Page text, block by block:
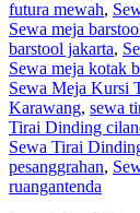
futura mewah,
Sewa meja
barstool jakarta,
Sewa meja kotak
Sewa Meja Kursi
Karawang, sewa
Tirai Dinding
Sewa Tirai
pesanggrahan,
ruangantenda